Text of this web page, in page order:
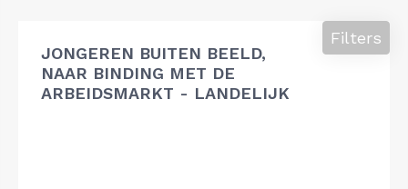
JONGEREN BUITEN BEELD,
NAAR BINDING MET DE
ARBEIDSMARKT - LANDELIJK
Filters